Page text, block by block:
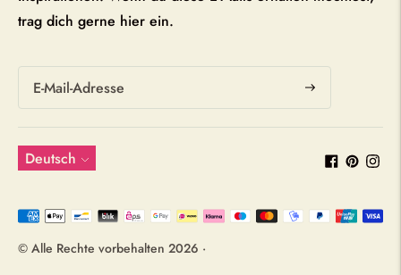
trag dich gerne hier ein.
Abonnieren
Sprache
Deutsch
Akzeptierte
Zahlungsarten
© Alle Rechte vorbehalten 2026 ·